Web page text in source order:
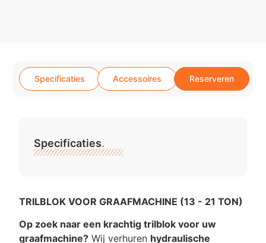
Specificaties Accessoires Reserveren
TRILBLOK VOOR GRAAFMACHINE (13 - 21 TON)
Op zoek naar een krachtig trilblok voor uw
graafmachine? Wij verhuren hydraulische
Specificaties.